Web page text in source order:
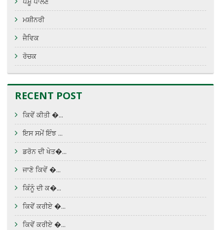
ਮਸ਼ੀਨਰੀ
ਜੈਵਿਕ
ਰੋਚਕ
RECENT POST
ਕਿਵੇਂ ਕੀਤੀ �...
ਇਸ ਸਮੇਂ ਇੰਝ ...
ਡਰੋਨ ਦੀ ਖੇਤ�...
ਜਾਣੋ ਕਿਵੇਂ �...
ਕਿੰਨੂੰ ਦੀ ਕ�...
ਕਿਵੇਂ ਕਰੀਏ �...
ਕਿਵੇਂ ਕਰੀਏ �...